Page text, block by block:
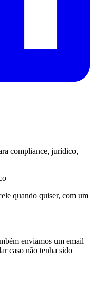
compliance, jurídico,
quando quiser, com um
enviamos um email
caso não tenha sido